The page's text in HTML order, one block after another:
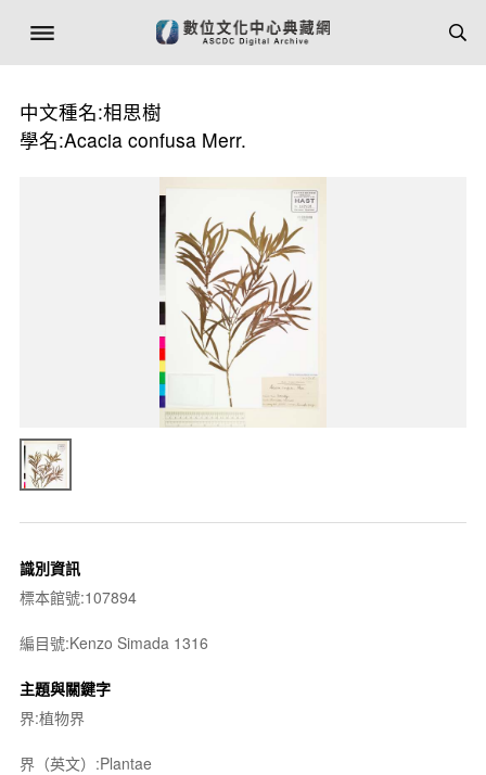
中文種名:相思樹
學名:Acacia confusa Merr.
識別資訊
標本館號:107894
編目號:Kenzo Simada 1316
主題與關鍵字
界:植物界
界（英文）:Plantae